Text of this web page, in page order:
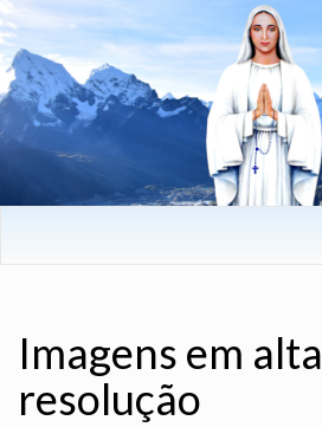
Imagens em alta
resolução